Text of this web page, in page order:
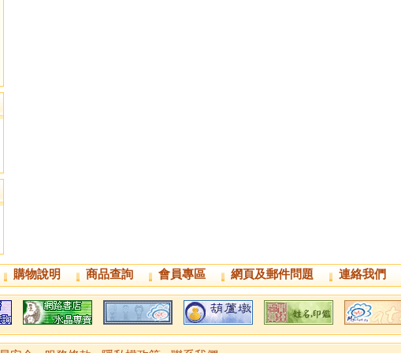
購物說明 商品查詢 會員專區 網頁及郵件問題 連絡我們